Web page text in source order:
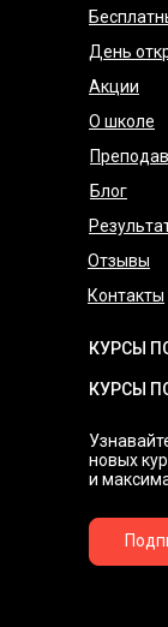
новых
и
КУРСЫ
КУРСЫ
День
Акции
О школе
Блог
Отзывы
Контакты